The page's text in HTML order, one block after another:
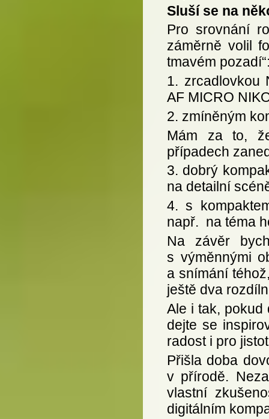
Sluší se na
Pro srovnání
záměrně volil
tmavém
1. zrcadlovkou
AF MICRO
2. zmíněným
Mám za to,
případech
3. dobrý
na detailní
4. s
např. na téma
Na závěr
s výměnnými
a snímání
ještě dva
Ale i tak, pokud
dejte se
radost i pro
Přišla doba
v přírodě.
vlastní
digitálním